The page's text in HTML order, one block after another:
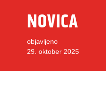
NOVICA
objavljeno
29. oktober 2025